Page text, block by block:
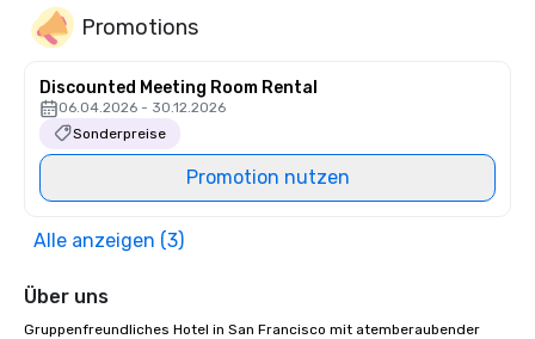
Promotions
Discounted Meeting Room Rental
06.04.2026 - 30.12.2026
Sonderpreise
Promotion nutzen
Alle anzeigen (3)
Über uns
Gruppenfreundliches Hotel in San Francisco mit atemberaubender